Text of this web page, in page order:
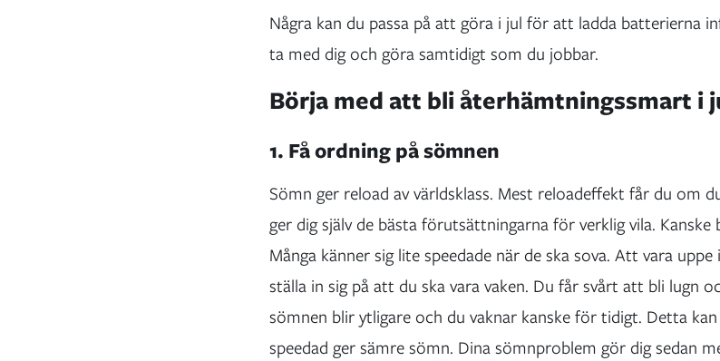
Några kan du passa på att göra i jul för att ladda batterierna
ta med dig och göra samtidigt som du jobbar.
Börja med att bli återhämtningssmart i
1. Få ordning på sömnen
Sömn ger reload av världsklass. Mest reloadeffekt får du om
ger dig själv de bästa förutsättningarna för verklig vila.
Många känner sig lite speedade när de ska sova. Att vara
ställa in sig på att du ska vara vaken. Du får svårt att bli lugn
sömnen blir ytligare och du vaknar kanske för tidigt. Detta
speedad ger sämre sömn. Dina sömnproblem gör dig sedan